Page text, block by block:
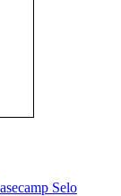
Selo